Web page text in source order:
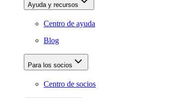
Ayuda y recursos
Centro de ayuda
Blog
Para los socios
Centro de socios